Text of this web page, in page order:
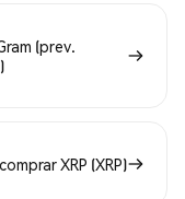
(prev.
XRP (XRP)